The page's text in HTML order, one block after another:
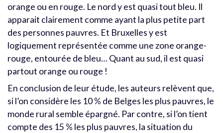
orange ou en rouge. Le nord y est quasi tout bleu. Il
apparait clairement comme ayant la plus petite part
des personnes pauvres. Et Bruxelles y est
logiquement représentée comme une zone orange-
rouge, entourée de bleu… Quant au sud, il est quasi
partout orange ou rouge !
En conclusion de leur étude, les auteurs relèvent que,
si l’on considère les 10 % de Belges les plus pauvres, le
monde rural semble épargné. Par contre, si l’on tient
compte des 15 % les plus pauvres, la situation du